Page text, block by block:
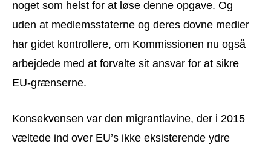
noget som helst for at løse denne opgave. Og
uden at medlemsstaterne og deres dovne medier
har gidet kontrollere, om Kommissionen nu også
arbejdede med at forvalte sit ansvar for at sikre
EU-grænserne.
Konsekvensen var den migrantlavine, der i 2015
væltede ind over EU’s ikke eksisterende ydre